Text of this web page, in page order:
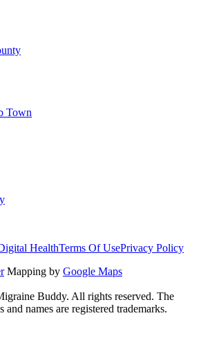
Town
HealthTerms Of UsePrivacy Policy
Mapping by Google Maps
Buddy. All rights reserved. The
names are registered trademarks.